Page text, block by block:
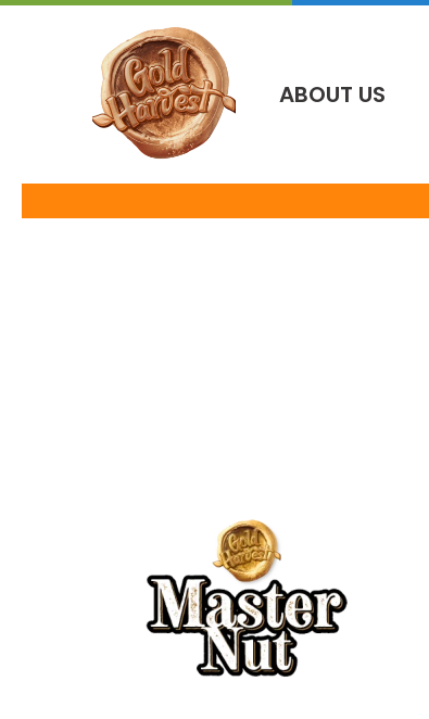
ABOUT US